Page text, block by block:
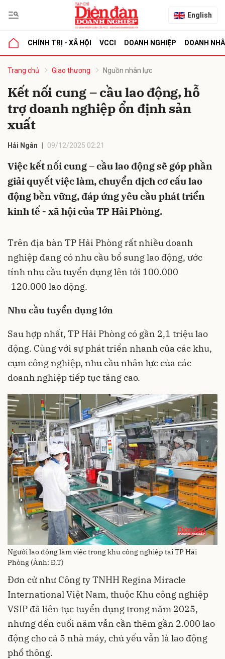
English
CHÍNH TRỊ - XÃ HỘI VCCI DOANH NGHIỆP DOANH
Trang chủ Giao thương Nguồn nhân lực
Kết nối cung – cầu lao động, hỗ
trợ doanh nghiệp ổn định sản
xuất
Hải Ngân 09/12/2025 02:21
Việc kết nối cung – cầu lao động sẽ góp phần
giải quyết việc làm, chuyển dịch cơ cấu lao
động bền vững, đáp ứng yêu cầu phát triển
kinh tế - xã hội của TP Hải Phòng.
Trên địa bàn TP Hải Phòng rất nhiều doanh
nghiệp đang có nhu cầu bổ sung lao động, ước
tính nhu cầu tuyển dụng lên tới 100.000
-120.000 lao động.
Nhu cầu tuyển dụng lớn
Sau hợp nhất, TP Hải Phòng có gần 2,1 triệu lao
động. Cùng với sự phát triển nhanh của các khu,
cụm công nghiệp, nhu cầu nhân lực của các
doanh nghiệp tiếp tục tăng cao.
Người lao động làm việc trong khu công nghiệp tại TP Hải
Phòng (Ảnh: Đ.T)
Đơn cử như Công ty TNHH Regina Miracle
International Việt Nam, thuộc Khu công nghiệp
VSIP đã liên tục tuyển dụng trong năm 2025,
nhưng đến cuối năm vẫn cần thêm gần 2.000 lao
động cho cả 5 nhà máy, chủ yếu vẫn là lao động
phổ thông.
luận
Hủy